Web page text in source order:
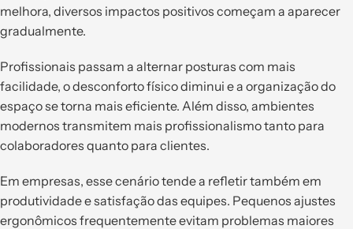
melhora, diversos impactos positivos começam a aparecer
gradualmente.
Profissionais passam a alternar posturas com mais
facilidade, o desconforto físico diminui e a organização do
espaço se torna mais eficiente. Além disso, ambientes
modernos transmitem mais profissionalismo tanto para
colaboradores quanto para clientes.
Em empresas, esse cenário tende a refletir também em
produtividade e satisfação das equipes. Pequenos ajustes
ergonômicos frequentemente evitam problemas maiores